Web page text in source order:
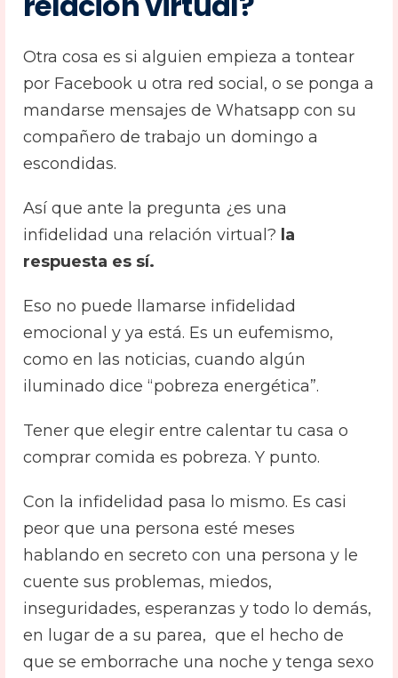
Otra cosa es si alguien empieza a tontear
por Facebook u otra red social, o se ponga a
mandarse mensajes de Whatsapp con su
compañero de trabajo un domingo a
escondidas.
Así que ante la pregunta ¿es una
infidelidad una relación virtual? la
respuesta es sí.
Eso no puede llamarse infidelidad
emocional y ya está. Es un eufemismo,
como en las noticias, cuando algún
iluminado dice “pobreza energética”.
Tener que elegir entre calentar tu casa o
comprar comida es pobreza. Y punto.
Con la infidelidad pasa lo mismo. Es casi
peor que una persona esté meses
hablando en secreto con una persona y le
cuente sus problemas, miedos,
inseguridades, esperanzas y todo lo demás,
en lugar de a su parea, que el hecho de
que se emborrache una noche y tenga sexo